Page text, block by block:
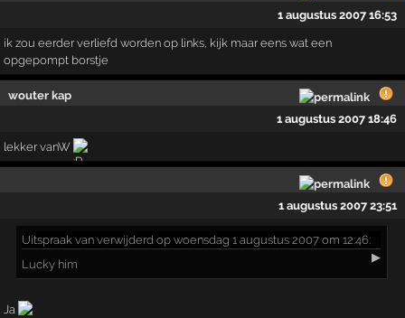
1 augustus 2007 16:53
ik zou eerder verliefd worden op links, kijk maar eens wat een
opgepompt borstje
wouter kap
1 augustus 2007 18:46
lekker vanW
1 augustus 2007 23:51
Uitspraak van verwijderd op woensdag 1 augustus 2007 om 12:46:
▶
Lucky him
Ja